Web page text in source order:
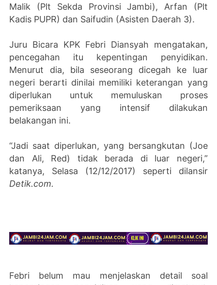
Malik (Plt Sekda Provinsi Jambi), Arfan (Plt
Kadis PUPR) dan Saifudin (Asisten Daerah 3).
Juru Bicara KPK Febri Diansyah mengatakan,
pencegahan itu kepentingan penyidikan.
Menurut dia, bila seseorang dicegah ke luar
negeri berarti dinilai memiliki keterangan yang
diperlukan untuk memuluskan proses
pemeriksaan yang intensif dilakukan
belakangan ini.
“Jadi saat diperlukan, yang bersangkutan (Joe
dan Ali, Red) tidak berada di luar negeri,”
katanya, Selasa (12/12/2017) seperti dilansir
Detik.com.
Febri belum mau menjelaskan detail soal